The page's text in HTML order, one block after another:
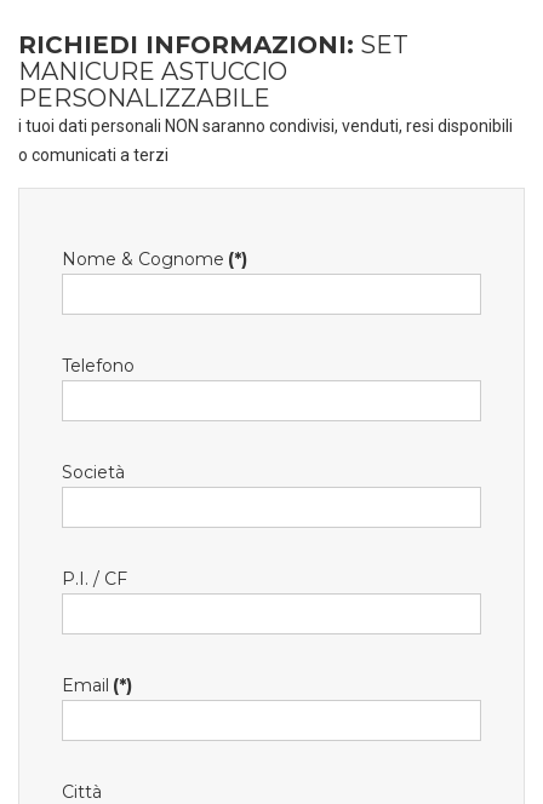
RICHIEDI INFORMAZIONI: SET
MANICURE ASTUCCIO
PERSONALIZZABILE
i tuoi dati personali NON saranno condivisi, venduti, resi disponibili
o comunicati a terzi
Nome & Cognome (*)
Telefono
Società
P.I. / CF
Email (*)
Città